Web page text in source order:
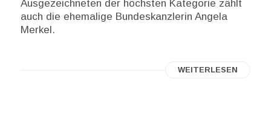
Ausgezeichneten der höchsten Kategorie zählt
auch die ehemalige Bundeskanzlerin Angela
Merkel.
WEITERLESEN